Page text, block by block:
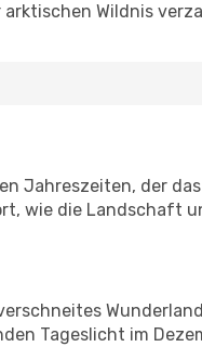
Wildnis
Jahreszeiten, der
wie die Landschaft
Tageslicht im